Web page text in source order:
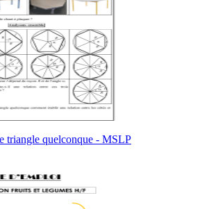
triangle quelconque - MSLP